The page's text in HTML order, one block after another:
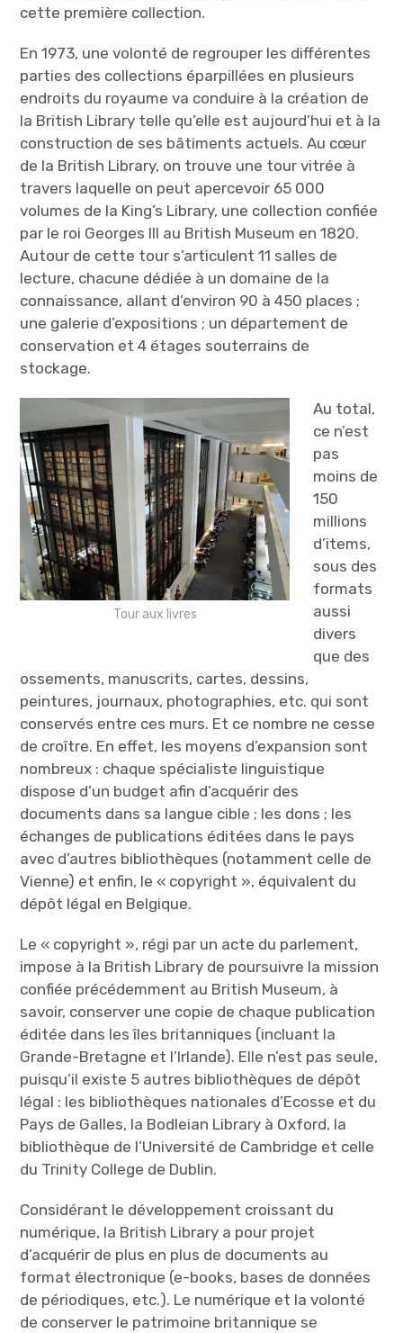
cette première collection.
En 1973, une volonté de regrouper les différentes
parties des collections éparpillées en plusieurs
endroits du royaume va conduire à la création de
la British Library telle qu’elle est aujourd’hui et à la
construction de ses bâtiments actuels. Au cœur
de la British Library, on trouve une tour vitrée à
travers laquelle on peut apercevoir 65 000
volumes de la King’s Library, une collection confiée
par le roi Georges III au British Museum en 1820.
Autour de cette tour s’articulent 11 salles de
lecture, chacune dédiée à un domaine de la
connaissance, allant d’environ 90 à 450 places ;
une galerie d’expositions ; un département de
conservation et 4 étages souterrains de
stockage.
Tour aux livres
Au total,
ce n’est
pas
moins de
150
millions
d’items,
sous des
formats
aussi
divers
que des
ossements, manuscrits, cartes, dessins,
peintures, journaux, photographies, etc. qui sont
conservés entre ces murs. Et ce nombre ne cesse
de croître. En effet, les moyens d’expansion sont
nombreux : chaque spécialiste linguistique
dispose d’un budget afin d’acquérir des
documents dans sa langue cible ; les dons ; les
échanges de publications éditées dans le pays
avec d’autres bibliothèques (notamment celle de
Vienne) et enfin, le « copyright », équivalent du
dépôt légal en Belgique.
Le « copyright », régi par un acte du parlement,
impose à la British Library de poursuivre la mission
confiée précédemment au British Museum, à
savoir, conserver une copie de chaque publication
éditée dans les îles britanniques (incluant la
Grande-Bretagne et l’Irlande). Elle n’est pas seule,
puisqu’il existe 5 autres bibliothèques de dépôt
légal : les bibliothèques nationales d’Ecosse et du
Pays de Galles, la Bodleian Library à Oxford, la
bibliothèque de l’Université de Cambridge et celle
du Trinity College de Dublin.
Considérant le développement croissant du
numérique, la British Library a pour projet
d’acquérir de plus en plus de documents au
format électronique (e-books, bases de données
de périodiques, etc.). Le numérique et la volonté
de conserver le patrimoine britannique se